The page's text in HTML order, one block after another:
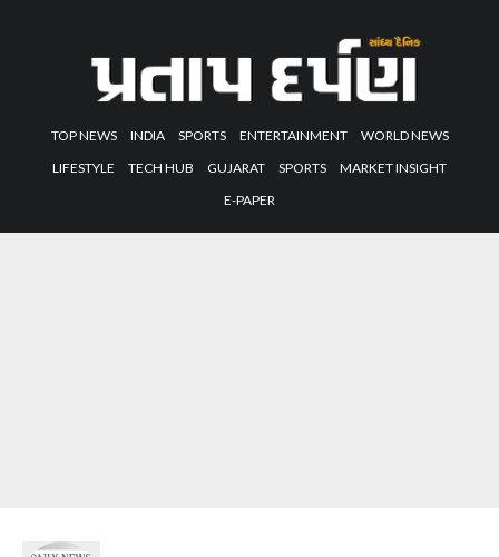
TOP NEWS INDIA SPORTS ENTERTAINMENT
WORLD NEWS
LIFESTYLE
TECH HUB GUJARAT SPORTS
MARKET INSIGHT
E-PAPER